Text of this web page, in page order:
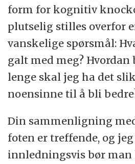
form for kognitiv
plutselig stilles overfor
vanskelige spørsmål:
galt med meg? Hvordan
lenge skal jeg ha det
noensinne til å bli
Din sammenligning
foten er treffende, og
innledningsvis bør man